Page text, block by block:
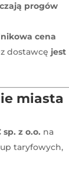
progów
cena
dostawcę jest
miasta
sp. z o.o. na
taryfowych,